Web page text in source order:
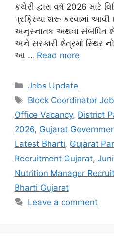
કચેરી દ્વારા વર્ષ 2026 માટે
પ્રક્રિયા શરૂ કરવામાં આવી
અનુસ્નાતક અથવા સંબંધિત
અને સરકારી ક્ષેત્રમાં સ્થિર
આ … Read more
Categories
Jobs Update
Tags
Block Coordinator
Office Vacancy, District
2026, Gujarat
Latest Bharti, Gujarat
Recruitment Gujarat,
Nutrition Manager
Bharti Gujarat
Leave a comment